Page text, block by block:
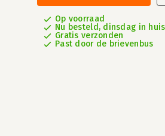
Op voorraad
Nu besteld, dinsdag in huis
Gratis verzonden
Past door de brievenbus